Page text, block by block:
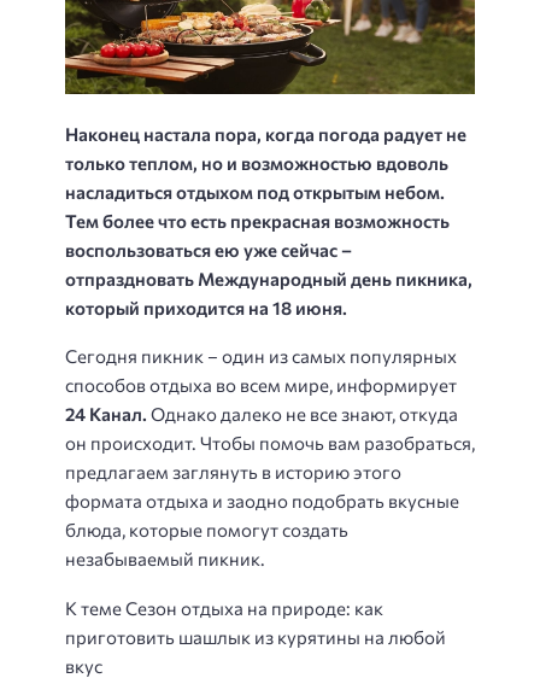
Наконец настала пора, когда погода радует не
только теплом, но и возможностью вдоволь
насладиться отдыхом под открытым небом.
Тем более что есть прекрасная возможность
воспользоваться ею уже сейчас –
отпраздновать Международный день пикника,
который приходится на 18 июня.
Сегодня пикник – один из самых популярных
способов отдыха во всем мире, информирует
24 Канал. Однако далеко не все знают, откуда
он происходит. Чтобы помочь вам разобраться,
предлагаем заглянуть в историю этого
формата отдыха и заодно подобрать вкусные
блюда, которые помогут создать
незабываемый пикник.
К теме Сезон отдыха на природе: как
приготовить шашлык из курятины на любой
вкус